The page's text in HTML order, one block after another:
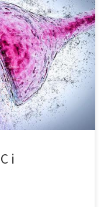
fizjologiczne
THC
sposobów i może
Pomimo
w wielu regionach
psychiczne jest
i